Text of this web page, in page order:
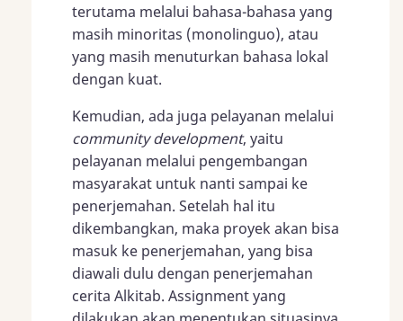
terutama melalui bahasa-bahasa yang
masih minoritas (monolinguo), atau
yang masih menuturkan bahasa lokal
dengan kuat.
Kemudian, ada juga pelayanan melalui
community development, yaitu
pelayanan melalui pengembangan
masyarakat untuk nanti sampai ke
penerjemahan. Setelah hal itu
dikembangkan, maka proyek akan bisa
masuk ke penerjemahan, yang bisa
diawali dulu dengan penerjemahan
cerita Alkitab. Assignment yang